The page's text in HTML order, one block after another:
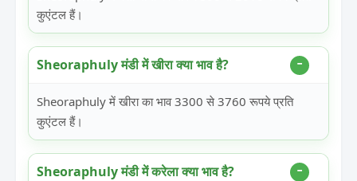
कुएंटल हैं।
Sheoraphuly मंडी में खीरा क्या भाव है?
Sheoraphuly में खीरा का भाव 3300 से 3760 रूपये प्रति
कुएंटल हैं।
Sheoraphuly मंडी में करेला क्या भाव है?